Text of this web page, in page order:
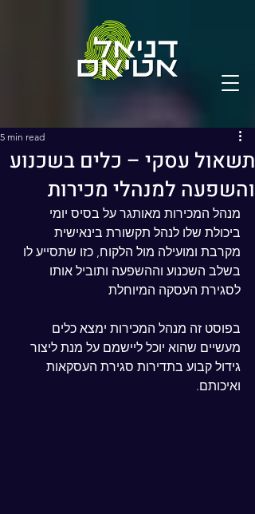
תשאול עסקי – כלים בשכנוע
והשפעה למנהלי מכירות
5 min read
מנהל המכירות מאותגר על בסיס יומי
ביכולת שלו לנהל תקשורת בינאישית
מקרבת ומועילה מול הלקוח, כזו שתסייע לו
בשלב השכנוע וההשפעה ותוביל אותו
לסגירת העסקה המיוחלת
בפוסט זה מנהל המכירות ימצא כלים
מעשיים שהוא יוכל ליישמם על מנת ליצור
גידול קבוע בתדירות סגירת העסקאות
ואיכותם.